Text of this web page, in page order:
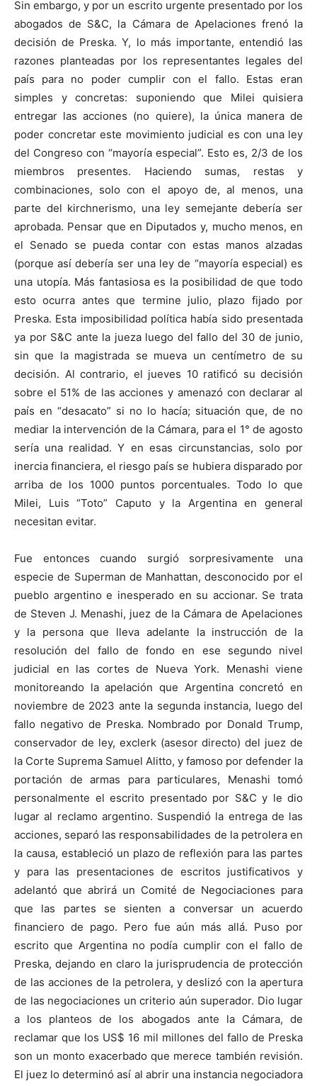
Sin embargo, y por un escrito urgente presentado por los
abogados de S&C, la Cámara de Apelaciones frenó la
decisión de Preska. Y, lo más importante, entendió las
razones planteadas por los representantes legales del
país para no poder cumplir con el fallo. Estas eran
simples y concretas: suponiendo que Milei quisiera
entregar las acciones (no quiere), la única manera de
poder concretar este movimiento judicial es con una ley
del Congreso con “mayoría especial”. Esto es, 2/3 de los
miembros presentes. Haciendo sumas, restas y
combinaciones, solo con el apoyo de, al menos, una
parte del kirchnerismo, una ley semejante debería ser
aprobada. Pensar que en Diputados y, mucho menos, en
el Senado se pueda contar con estas manos alzadas
(porque así debería ser una ley de “mayoría especial) es
una utopía. Más fantasiosa es la posibilidad de que todo
esto ocurra antes que termine julio, plazo fijado por
Preska. Esta imposibilidad política había sido presentada
ya por S&C ante la jueza luego del fallo del 30 de junio,
sin que la magistrada se mueva un centímetro de su
decisión. Al contrario, el jueves 10 ratificó su decisión
sobre el 51% de las acciones y amenazó con declarar al
país en “desacato” si no lo hacía; situación que, de no
mediar la intervención de la Cámara, para el 1° de agosto
sería una realidad. Y en esas circunstancias, solo por
inercia financiera, el riesgo país se hubiera disparado por
arriba de los 1000 puntos porcentuales. Todo lo que
Milei, Luis “Toto” Caputo y la Argentina en general
necesitan evitar.
Fue entonces cuando surgió sorpresivamente una
especie de Superman de Manhattan, desconocido por el
pueblo argentino e inesperado en su accionar. Se trata
de Steven J. Menashi, juez de la Cámara de Apelaciones
y la persona que lleva adelante la instrucción de la
resolución del fallo de fondo en ese segundo nivel
judicial en las cortes de Nueva York. Menashi viene
monitoreando la apelación que Argentina concretó en
noviembre de 2023 ante la segunda instancia, luego del
fallo negativo de Preska. Nombrado por Donald Trump,
conservador de ley, exclerk (asesor directo) del juez de
la Corte Suprema Samuel Alitto, y famoso por defender la
portación de armas para particulares, Menashi tomó
personalmente el escrito presentado por S&C y le dio
lugar al reclamo argentino. Suspendió la entrega de las
acciones, separó las responsabilidades de la petrolera en
la causa, estableció un plazo de reflexión para las partes
y para las presentaciones de escritos justificativos y
adelantó que abrirá un Comité de Negociaciones para
que las partes se sienten a conversar un acuerdo
financiero de pago. Pero fue aún más allá. Puso por
escrito que Argentina no podía cumplir con el fallo de
Preska, dejando en claro la jurisprudencia de protección
de las acciones de la petrolera, y deslizó con la apertura
de las negociaciones un criterio aún superador. Dio lugar
a los planteos de los abogados ante la Cámara, de
reclamar que los US$ 16 mil millones del fallo de Preska
son un monto exacerbado que merece también revisión.
El juez lo determinó así al abrir una instancia negociadora